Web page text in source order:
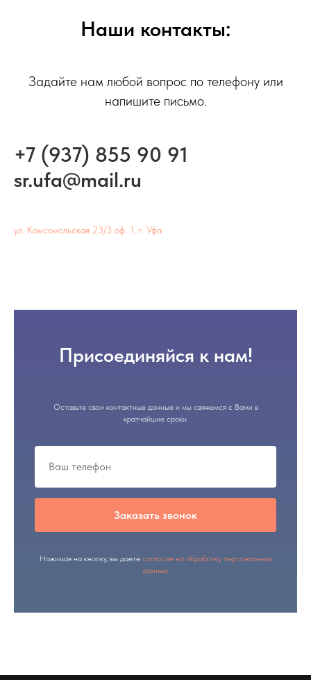
Наши контакты:
Задайте нам любой вопрос по телефону или
напишите письмо.
+7 (937) 855 90 91
sr.ufa@mail.ru
ул. Комсомольская 23/3 оф. 1, г. Уфа
Присоединяйся к нам!
Оставьте свои контактные данные и мы свяжемся с Вами в
кратчайшие сроки.
Заказать звонок
Нажимая на кнопку, вы даете согласие на обработку персональных
данных